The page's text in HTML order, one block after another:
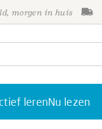
morgen in huis
lerenNu lezen